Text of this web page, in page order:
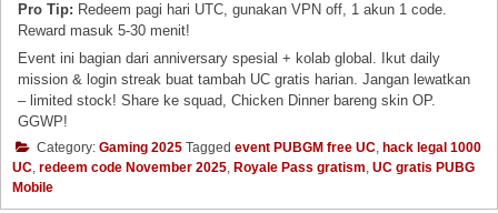
Pro Tip: Redeem pagi hari UTC, gunakan VPN off, 1 akun 1 code.
Reward masuk 5-30 menit!
Event ini bagian dari anniversary spesial + kolab global. Ikut daily
mission & login streak buat tambah UC gratis harian. Jangan lewatkan
– limited stock! Share ke squad, Chicken Dinner bareng skin OP.
GGWP!
Category: Gaming 2025 Tagged event PUBGM free UC hack legal 1000
UC redeem code November 2025 Royale Pass gratism UC gratis PUBG
Mobile